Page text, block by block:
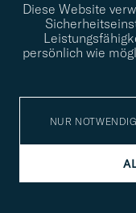
Diese Website
persönlich wie
NUR
Benötigen Sie Hilfe
Wenden Sie sich an
STILBERATUNG